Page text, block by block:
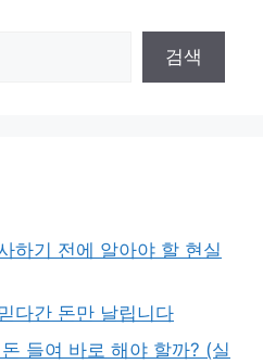
검색
하기 전에 알아야 할 현실
다간 돈만 날립니다
들여 바로 해야 할까? (실